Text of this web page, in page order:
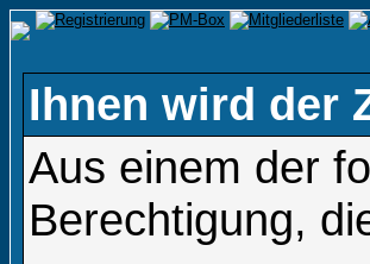
Ihnen wird der
Aus einem der
Berechtigung,